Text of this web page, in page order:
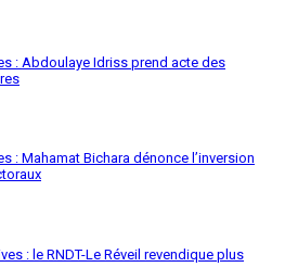
: Abdoulaye Idriss prend acte des
: Mahamat Bichara dénonce l’inversion
: le RNDT-Le Réveil revendique plus